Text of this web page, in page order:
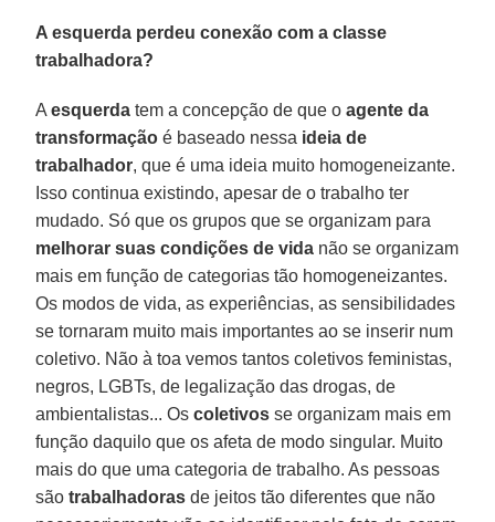
A esquerda perdeu conexão com a classe
trabalhadora?
Aesquerda tem a concepção de que oagente da
transformação é baseado nessa ideia de
trabalhador, que é uma ideia muito homogeneizante.
Isso continua existindo, apesar de o trabalho ter
mudado. Só que os grupos que se organizam para
melhorar suas condições de vida não se organizam
mais em função de categorias tão homogeneizantes.
Os modos de vida, as experiências, as sensibilidades
se tornaram muito mais importantes ao se inserir num
coletivo. Não à toa vemos tantos coletivos feministas,
negros, LGBTs, de legalização das drogas, de
ambientalistas... Oscoletivos se organizam mais em
função daquilo que os afeta de modo singular. Muito
mais do que uma categoria de trabalho. As pessoas
sãotrabalhadoras de jeitos tão diferentes que não